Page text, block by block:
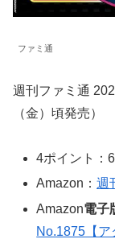
ファミ通
週刊ファミ通
（金）頃発売）
4ポイント：
Amazon：週
Amazon電子
No.1875【ア